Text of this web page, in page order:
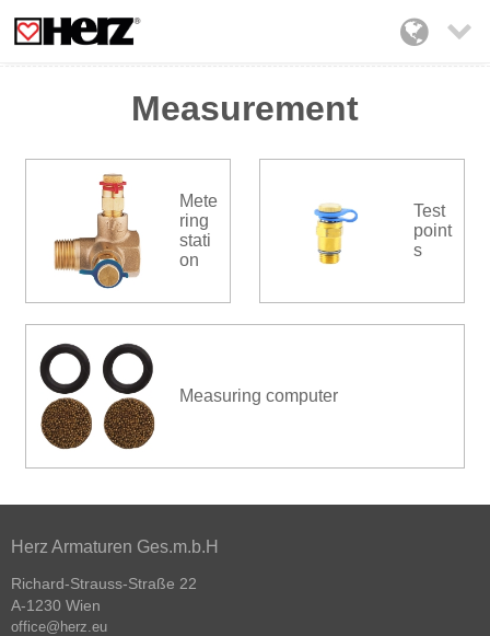

Measurement
Mete
ring
stati
on
Test
point
s
Measuring computer
Herz Armaturen Ges.m.b.H
Richard-Strauss-Straße 22
A-1230 Wien
office@herz.eu